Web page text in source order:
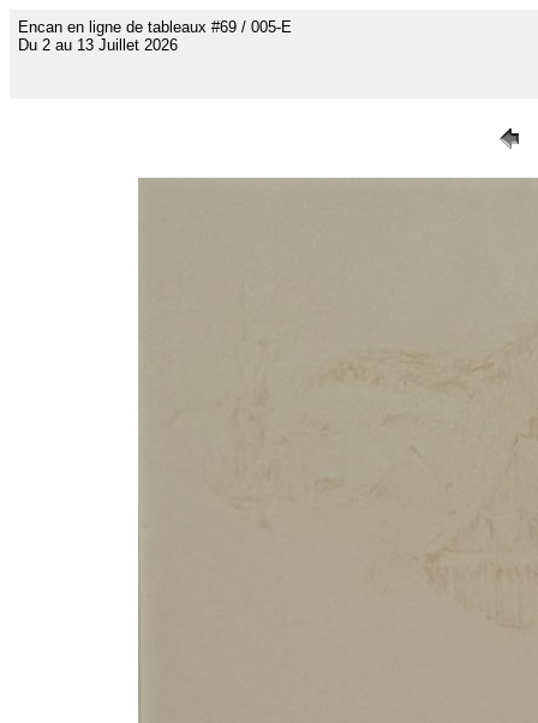
Encan en ligne de tableaux #69 / 005-E
Du 2 au 13 Juillet 2026